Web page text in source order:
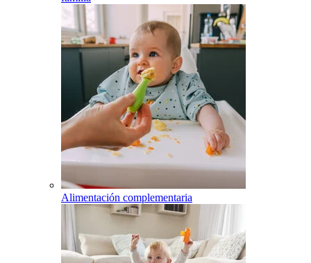
Alimentación complementaria